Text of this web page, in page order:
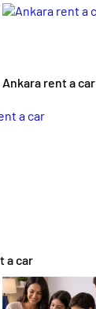
Ankara rent a car
a car